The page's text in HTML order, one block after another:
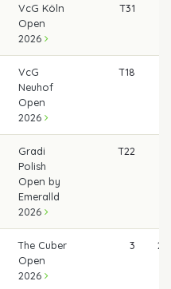
VcG Köln
Open
2026
T31
VcG
Neuhof
Open
2026
T18
Gradi
Polish
Open by
Emeralld
2026
T22
The Cuber
Open
2026
3